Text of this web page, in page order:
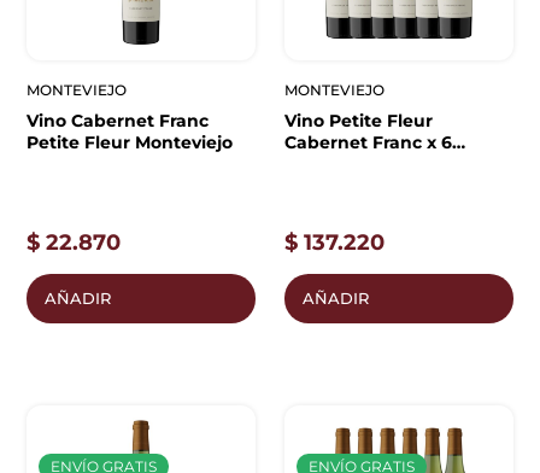
MONTEVIEJO
Vino Cabernet Franc
Petite Fleur Monteviejo
$ 22.870
AÑADIR
MONTEVIEJO
Vino Petite Fleur
Cabernet Franc x 6
$ 137.220
AÑADIR
ENVÍO GRATIS ENVÍO GRATIS